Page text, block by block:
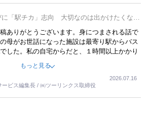
販売するにあたり、社内に懸念もあったそう
場に都内ナンバーの高級外車が停まっている
品でも売れると確信したそうです。今回の記
。
に「駅チカ」志向 大切なのは出かけたくなる
ありがとうございます。身につまされる話で
母がお世話になった施設は最寄り駅からバス
した。私の自宅からだと、１時間以上かかり
近いという理由で、その施設を選択したので
、半日仕事ででした。シニアの住まい選び
世話をする家族の足の便も考えない外池ない
もっと見る
ービス編集長 / ㈱ツーリンクス取締役
2026.07.16